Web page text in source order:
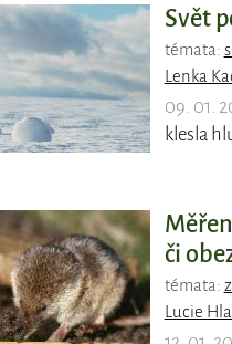
Svět
témata:
Lenka
09. 01.
klesla
či
témata:
Lucie